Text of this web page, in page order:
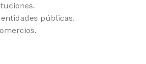
públicas.